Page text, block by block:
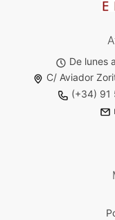
De lunes
C/ Aviador
(+34) 91